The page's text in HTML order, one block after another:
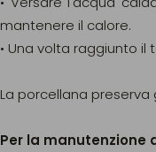
mantenere il calore.
• Una volta raggiunto il
La porcellana preserva
Per la manutenzione